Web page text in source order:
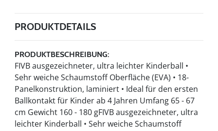
PRODUKTDETAILS
PRODUKTBESCHREIBUNG:
FIVB ausgezeichneter, ultra leichter Kinderball •
Sehr weiche Schaumstoff Oberfläche (EVA) • 18-
Panelkonstruktion, laminiert • Ideal für den ersten
Ballkontakt für Kinder ab 4 Jahren Umfang 65 - 67
cm Gewicht 160 - 180 gFIVB ausgezeichneter, ultra
leichter Kinderball • Sehr weiche Schaumstoff